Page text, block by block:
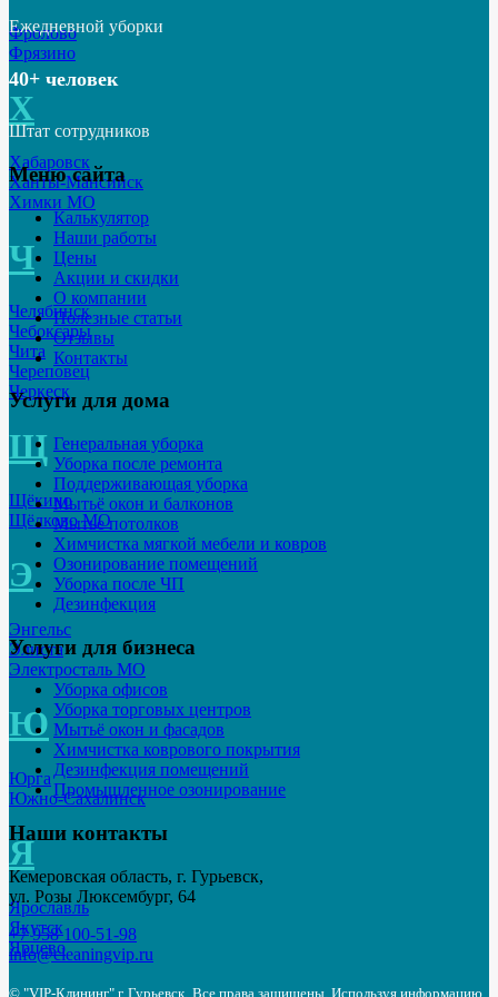
Фролово
Фрязино
Х
Хабаровск
Ханты-Мансийск
Химки МО
Ч
Челябинск
Чебоксары
Чита
Череповец
Черкеск
Щ
Щёкино
Щёлково МО
Э
Энгельс
Элиста
Электросталь МО
Ю
Юрга
Южно-Сахалинск
Я
Ярославль
Якутск
Ярцево
Ежедневной уборки
40+ человек
Штат сотрудников
Меню сайта
Калькулятор
Наши работы
Цены
Акции и скидки
О компании
Полезные статьи
Отзывы
Контакты
Услуги для дома
Генеральная уборка
Уборка после ремонта
Поддерживающая уборка
Мытьё окон и балконов
Мытье потолков
Химчистка мягкой мебели и ковров
Озонирование помещений
Уборка после ЧП
Дезинфекция
Услуги для бизнеса
Уборка офисов
Уборка торговых центров
Мытьё окон и фасадов
Химчистка коврового покрытия
Дезинфекция помещений
Промышленное озонирование
Наши контакты
Кемеровская область, г. Гурьевск,
ул. Розы Люксембург, 64
+7 958 100-51-98
info@cleaningvip.ru
© "VIP-Клининг" г. Гурьевск. Все права защищены. Используя информацию